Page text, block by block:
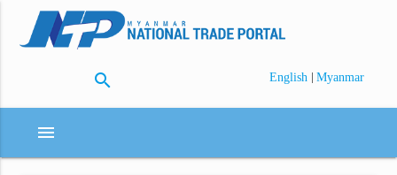
search English | Myanmar
menu